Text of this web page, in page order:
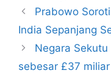
Prabowo
India Sepanjang
Negara
sebesar £37